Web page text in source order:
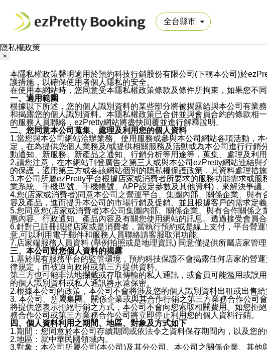
隱私權政策
×
本隱私權政策聲明適用於預約科技行銷股份有限公司(下稱本公司)於
護措施，以確保使用者個人隱私的安全。
在使用本網站時，您同意受本隱私權政策條款及條件所拘束，如果您不
一、適用範圍
根據以下所述，您的個人識別資料的某些部分將被揭露給與本公司有業
和揭露您的個人識別資料。本隱私權政策已合併並與會員合約的條款相
的服務人員聯絡，ezPretty網站將盡快回覆並進行解釋說明。
二、您同意本公司蒐集、處理及利用您的個人資料
1.當您與本公司網站洽辦業務、使用服務或參與本公司網站各項活動，
定，在為提供您個人業務及/或提供相關服務及活動或為本公司進行行
動通知、新服務、新產品之通知、行銷分析等用途等，蒐集、處理及利用
2.請您注意，在本網站刊登廣告之第三人或與本公司ezPretty網站連結
的保護，適用第三方或各該網站個別的隱私權保護政策，其資料處理措
3.本公司所屬ezPretty平台根據店家或消費者所要求的服務功能需求或
業系統、手機型號、手機帳號、APP設定參數及其他資料)，來解決爭
4.您(店家或消費者)同意本公司之營運平台、集團內部、關係企業、與
容及產品，進而提升本公司的市場行銷及促銷、並且根據客戶的需求定
5.您同意您(店家或消費者)本公司集團內部、關係企業、與有合作關係
惠內容、行政通知、產品內容及有關您使用網站的訊息。透過接受會員
6.針對已註冊認證店家或是消費者，當執行預約或是線上支付，平台營
意,可以利用電子郵件和服務人員聯絡請客服取消功能。
7.店家端服務人員資料 (舉例拍照或是地理資訊) 同意僅提供所屬店家管
三、本公司對您個人資料的揭露
1.基於現有服務平台的監管環境，預約科技保證不會揭露任何店家的營
律規定，而被迫向政府或第三方提供資料。
第三方也可能非法地攔截或存取傳輸的私人通訊，或會員可能濫用或誤
的個人識別資料或私人通訊將永遠保密。
2.根據本公司的政策，本公司不會將涉及您的個人識別資料出租或出售給
3. 本公司、所屬集團、關係企業或與其合作行銷之第三方業務合作公司
將提供您表示拒絕行銷之方式，本公司不會向您索取相關費用。如您拒
務合作公司或第三方業務合作公司將立即停止利用您的個人資料行銷。
四、個人資料利用之期間、地區、對象及方式如下
1.期間：您同意於本公司存續期間或依法令之資料保存期間內，以及您
2.地區：就中華民國領域內。
3.對象：本公司所屬公司(本公司)及其分公司、本公司之關係企業、其他